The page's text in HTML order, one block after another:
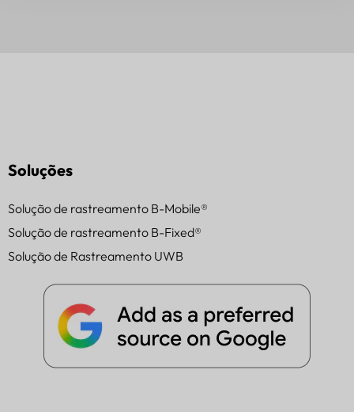
Soluções
Solução de rastreamento B-Mobile®
Solução de rastreamento B-Fixed®
Solução de Rastreamento UWB